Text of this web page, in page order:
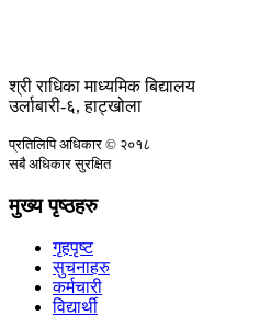
श्री राधिका माध्यमिक बिद्यालय
उर्लाबारी-६, हाट्खोला
प्रतिलिपि अधिकार © २०१८
सबै अधिकार सुरक्षित
मुख्य पृष्ठहरु
गृहपृष्ट
सुचनाहरु
कर्मचारी
विद्यार्थी